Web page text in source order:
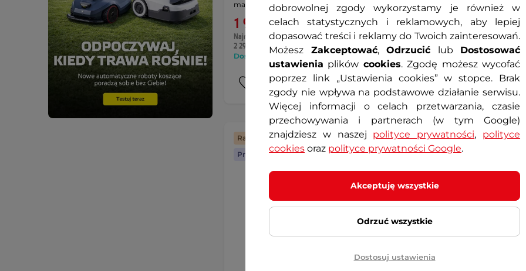
masy do …
1 999 zł 2 299 zł
Najniższa cena z 30 dni przed obniżką:
2 299 zł
Dostępny – 11.8. u Ciebie
-13%
Kup teraz
stepowanie, …
789 zł
Dostępny – 11.8. u Ciebie
Kup
Raty za 0%
Darmowa dostawa
Prezent
dobrowolnej zgody wykorzystamy je również w
celach statystycznych i reklamowych, aby lepiej
dopasować treści i reklamy do Twoich zainteresowań.
Możesz Zakceptować, Odrzucić lub Dostosować
ustawienia plików cookies. Zgodę możesz wycofać
poprzez link „Ustawienia cookies” w stopce. Brak
zgody nie wpływa na podstawowe działanie serwisu.
Więcej informacji o celach przetwarzania, czasie
przechowywania i partnerach (w tym Google)
znajdziesz w naszej polityce prywatności, polityce
cookies oraz polityce prywatności Google.
Akceptuję wszystkie
Odrzuć wszystkie
Dostosuj ustawienia